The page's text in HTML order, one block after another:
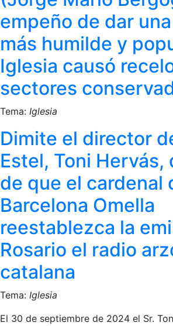
empeño de dar
más humilde y
Iglesia causó
sectores
Tema: Iglesia
Dimite el director
Estel, Toni Hervás,
de que el cardenal
Barcelona Omella
reestablezca la
Rosario el radio
catalana
Tema: Iglesia
El 30 de septiembre de 2024 el Sr.